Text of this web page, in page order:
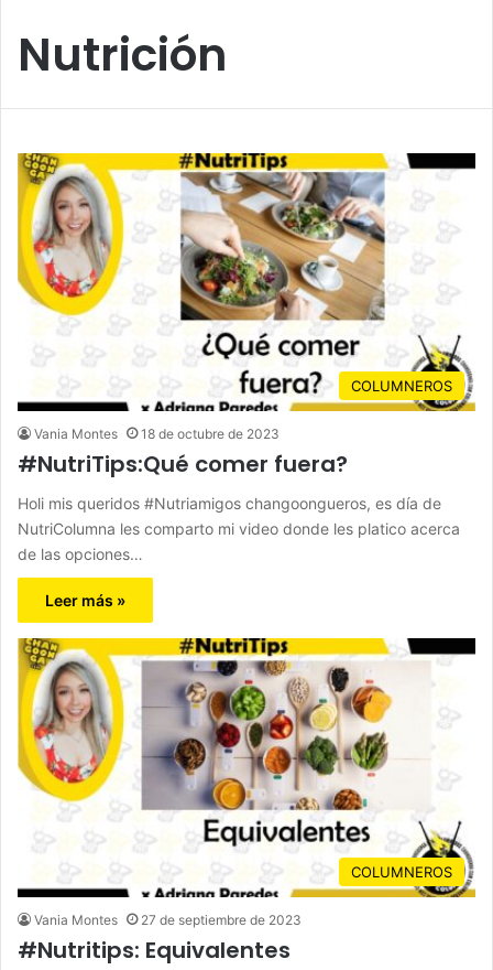
Nutrición
COLUMNEROS
Vania Montes 18 de octubre de 2023
#NutriTips:Qué comer fuera?
Holi mis queridos #Nutriamigos changoongueros, es día de
NutriColumna les comparto mi video donde les platico acerca
de las opciones…
Leer más »
COLUMNEROS
Vania Montes 27 de septiembre de 2023
#Nutritips: Equivalentes